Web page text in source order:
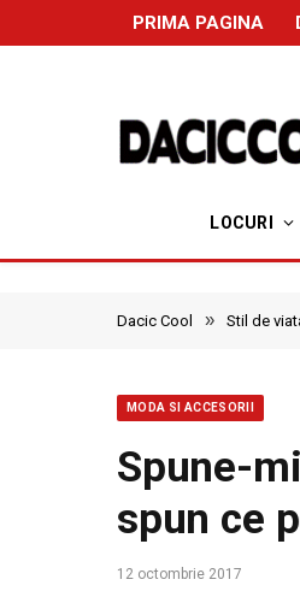
PRIMA PAGINA
LOCURI
Dacic Cool » Stil de
MODA SI ACCESORII
Spune-
spun ce
12 octombrie 2017